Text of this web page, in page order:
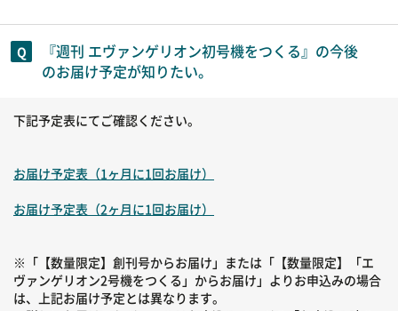
『週刊 エヴァンゲリオン初号機をつくる』の今後
のお届け予定が知りたい。
下記予定表にてご確認ください。
お届け予定表（1ヶ月に1回お届け）
お届け予定表（2ヶ月に1回お届け）
※「【数量限定】創刊号からお届け」または「【数量限定】「エ
ヴァンゲリオン2号機をつくる」からお届け」よりお申込みの場合
は、上記お届け予定とは異なります。